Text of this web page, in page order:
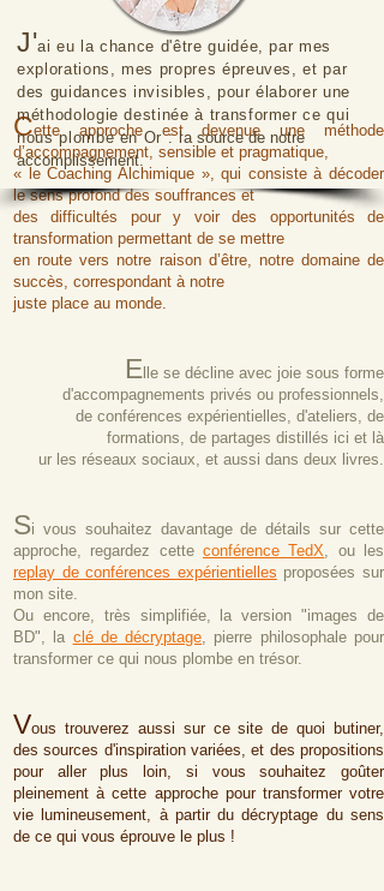
Cette approche est devenue une méthode
d’accompagnement, sensible et pragmatique,
« le Coaching Alchimique »,qui consiste à décoder
le sens profond des souffrances et
des difficultés pour y voir des opportunités de
transformation permettant de se mettre
en route vers notre raison d’être, notre domaine de
succès, correspondant à notre
juste place au monde.
E lle se décline avec joie sous forme
d'accompagnements privés ou professionnels,
de conférences expérientielles, d'ateliers, de
formations, de partages distillés ici et là
ur les réseaux sociaux, et aussi dans deux livres.
Si vous souhaitez davantage de détails sur cette
approche, regardez cette conférence TedX, ou les
replay de conférences expérientielles proposées sur
mon site.
Ou encore, très simplifiée, la version"images de
BD", la clé de décryptage, pierre philosophale pour
transformer ce qui nous plombe en trésor.
Vous trouverez aussi sur ce site de quoi butiner,
des sources d'inspiration variées, et des propositions
pour aller plus loin, si vous souhaitez goûter
pleinement à cette approche pour transformer votre
vie lumineusement, à partir du décryptage du sens
de ce qui vous éprouve le plus !
J'ai eu la chance d'être guidée, par mes
explorations, mes propres épreuves, et par
des guidances invisibles, pour élaborer une
méthodologie destinée à transformer ce qui
nous plombe en Or : lasource de notre
accomplissement.